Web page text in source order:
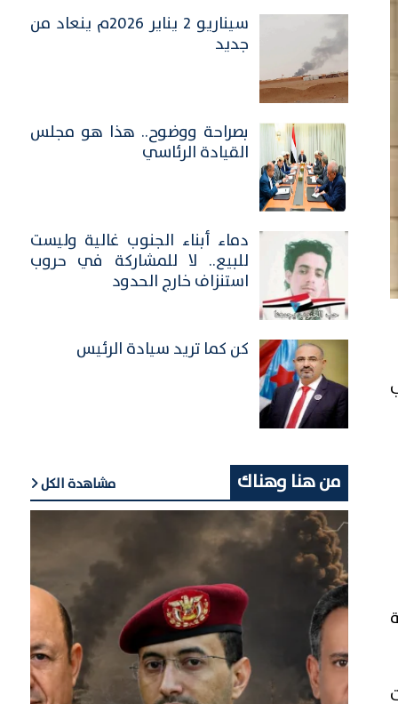
سيناريو 2 يناير 2026م ينعاد من
جديد
بصراحة ووضوح.. هذا هو مجلس
القيادة الرئاسي
​دماء أبناء الجنوب غالية وليست
للبيع.. لا للمشاركة في حروب
استنزاف خارج الحدود
كن كما تريد سيادة الرئيس
من هنا وهناك مشاهدة الكل